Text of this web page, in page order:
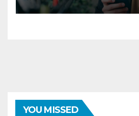
фінансової
YOU MISSED